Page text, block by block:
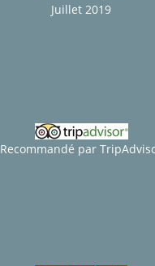
Juillet 2019
Recommandé par